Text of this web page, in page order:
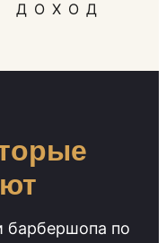
ДОХОД
барбершопа по